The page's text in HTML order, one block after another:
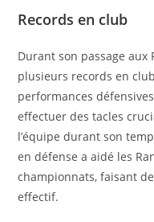
Records en club
Durant son passage aux
plusieurs records en
performances
effectuer des tacles
l’équipe durant son
en défense a aidé les
championnats, faisant
effectif.